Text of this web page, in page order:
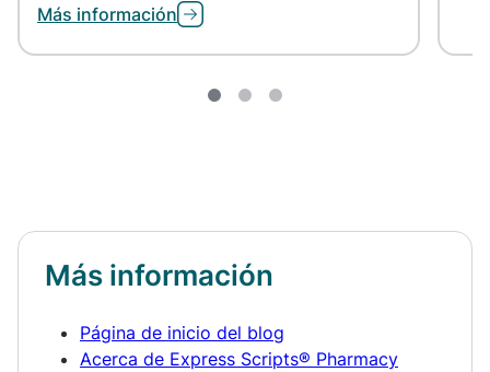
Más información
Más información
Página de inicio del blog
Acerca de Express Scripts® Pharmacy